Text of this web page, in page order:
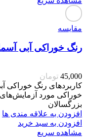
مقایسه
رنگ خوراکی آبی
45,000 تومان
کاربردهای رنگ خوراکی
خوراکی مورد آزمایش‌های
بزرگسالان
افزودن به علاقه مندی ها
افزودن به سبد خرید
مشاهده سریع